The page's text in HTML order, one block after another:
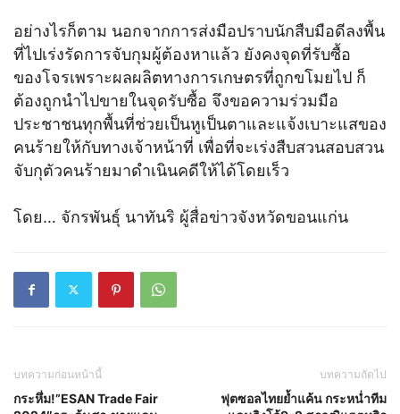
อย่างไรก็ตาม นอกจากการส่งมือปราบนักสืบมือดีลงพื้น
ที่ไปเร่งรัดการจับกุมผู้ต้องหาแล้ว ยังคงจุดที่รับซื้อ
ของโจรเพราะผลผลิตทางการเกษตรที่ถูกขโมยไป ก็
ต้องถูกนำไปขายในจุดรับซื้อ จึงขอความร่วมมือ
ประชาชนทุกพื้นที่ช่วยเป็นหูเป็นตาและแจ้งเบาะแสของ
คนร้ายให้กับทางเจ้าหน้าที่ เพื่อที่จะเร่งสืบสวนสอบสวน
จับกุตัวคนร้ายมาดำเนินคดีให้ได้โดยเร็ว
โดย… จักรพันธุ์ นาทันริ ผู้สื่อข่าวจังหวัดขอนแก่น
บทความก่อนหน้านี้
กระหึ่ม!”ESAN Trade Fair
บทความถัดไป
ฟุตซอลไทยย้ำแค้น กระหน่ำทีม